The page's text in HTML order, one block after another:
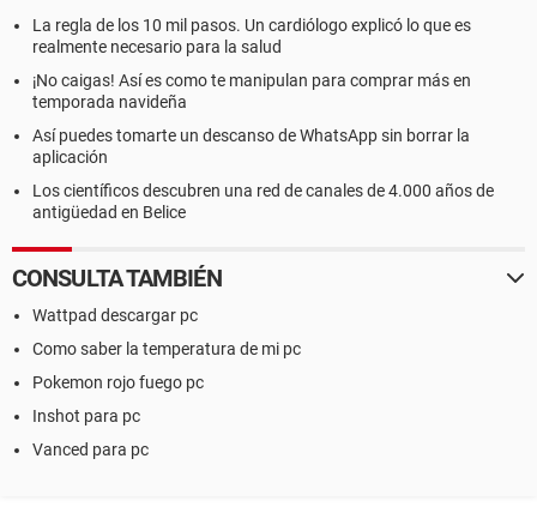
La regla de los 10 mil pasos. Un cardiólogo explicó lo que es
realmente necesario para la salud
¡No caigas! Así es como te manipulan para comprar más en
temporada navideña
Así puedes tomarte un descanso de WhatsApp sin borrar la
aplicación
Los científicos descubren una red de canales de 4.000 años de
antigüedad en Belice
CONSULTA TAMBIÉN
Wattpad descargar pc
Como saber la temperatura de mi pc
Pokemon rojo fuego pc
Inshot para pc
Vanced para pc